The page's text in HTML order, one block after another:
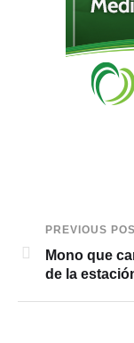
PREVIOUS
Mono que
de la